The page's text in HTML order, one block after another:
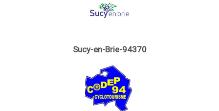
Sucy-en-Brie-94370